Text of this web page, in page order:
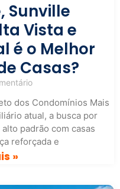
Sunville
Vista e
é o Melhor
Casas?
dos Condomínios Mais
atual, a busca por
padrão com casas
reforçada e
»